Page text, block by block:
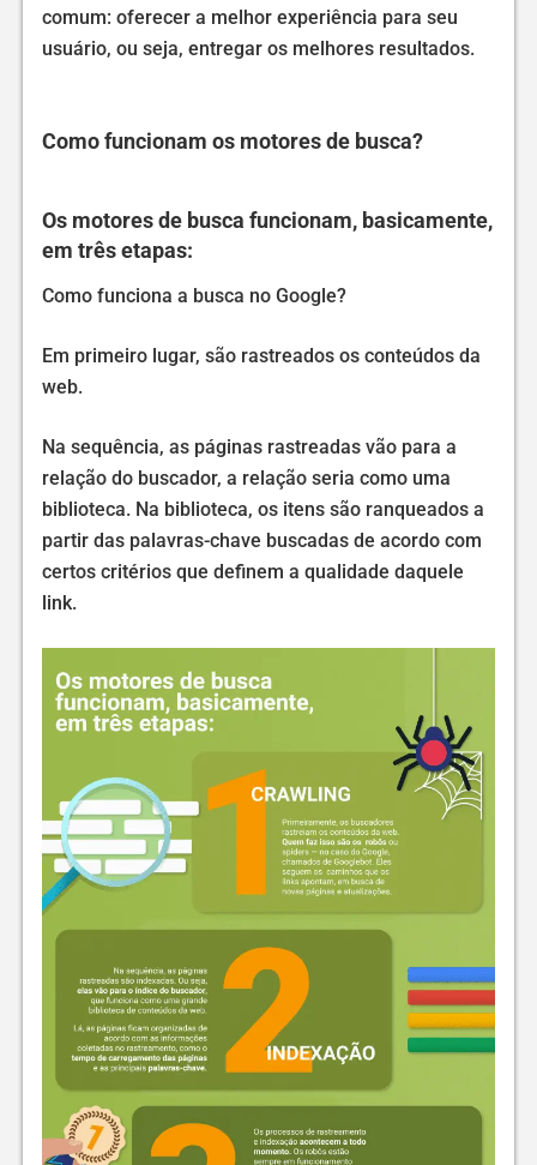
comum: oferecer a melhor experiência para seu
usuário, ou seja, entregar os melhores resultados.
Como funcionam os motores de busca?
Os motores de busca funcionam, basicamente,
em três etapas:
Como funciona a busca no Google?
Em primeiro lugar, são rastreados os conteúdos da
web.
Na sequência, as páginas rastreadas vão para a
relação do buscador, a relação seria como uma
biblioteca. Na biblioteca, os itens são ranqueados a
partir das palavras-chave buscadas de acordo com
certos critérios que definem a qualidade daquele
link.